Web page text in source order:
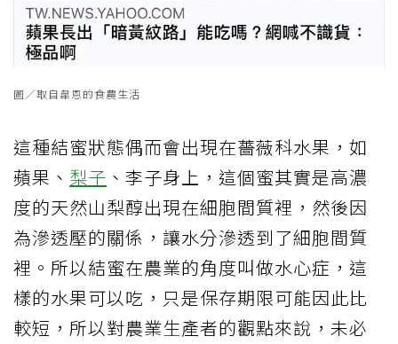
圖／取自韋恩的食農生活
這種結蜜狀態偶而會出現在薔薇科水果，如
蘋果、 梨子 、李子身上，這個蜜其實是高濃
度的天然山梨醇出現在細胞間質裡，然後因
為滲透壓的關係，讓水分滲透到了細胞間質
裡。所以結蜜在農業的角度叫做水心症，這
樣的水果可以吃，只是保存期限可能因此比
較短，所以對農業生產者的觀點來說，未必